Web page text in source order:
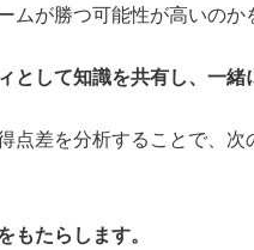
ムが勝つ可能性が高いのか
として知識を共有し、一緒
点差を分析することで、
たらします。